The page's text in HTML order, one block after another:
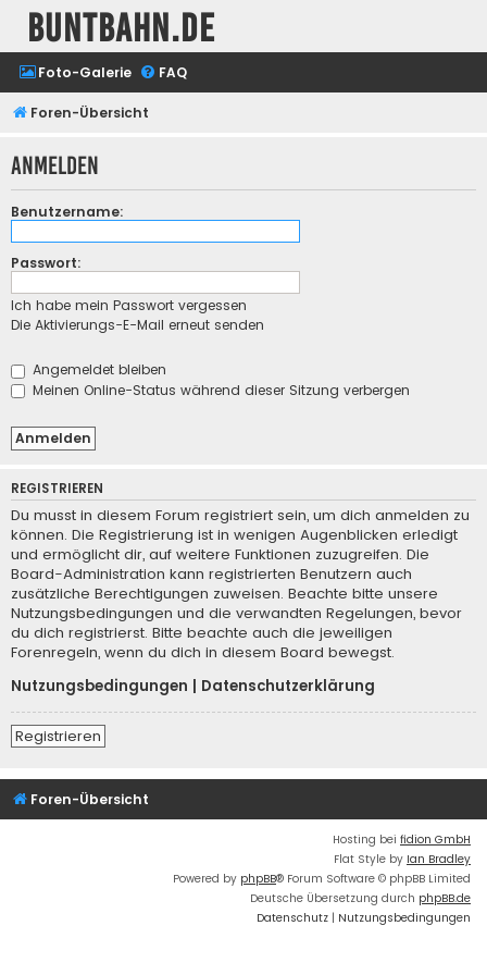
buntbahn.de
Foto-Galerie FAQ
Foren-Übersicht
Anmelden
Benutzername:
Passwort:
Ich habe mein Passwort vergessen
Die Aktivierungs-E-Mail erneut senden
Angemeldet bleiben
Meinen Online-Status während dieser Sitzung verbergen
REGISTRIEREN
Du musst in diesem Forum registriert sein, um dich anmelden zu
können. Die Registrierung ist in wenigen Augenblicken erledigt
und ermöglicht dir, auf weitere Funktionen zuzugreifen. Die
Board-Administration kann registrierten Benutzern auch
zusätzliche Berechtigungen zuweisen. Beachte bitte unsere
Nutzungsbedingungen und die verwandten Regelungen, bevor
du dich registrierst. Bitte beachte auch die jeweiligen
Forenregeln, wenn du dich in diesem Board bewegst.
Nutzungsbedingungen
Datenschutzerklärung
Registrieren
Foren-Übersicht
Hosting bei fidion GmbH
Flat Style by Ian Bradley
Powered by phpBB® Forum Software © phpBB Limited
Deutsche Übersetzung durch phpBB.de
Datenschutz | Nutzungsbedingungen